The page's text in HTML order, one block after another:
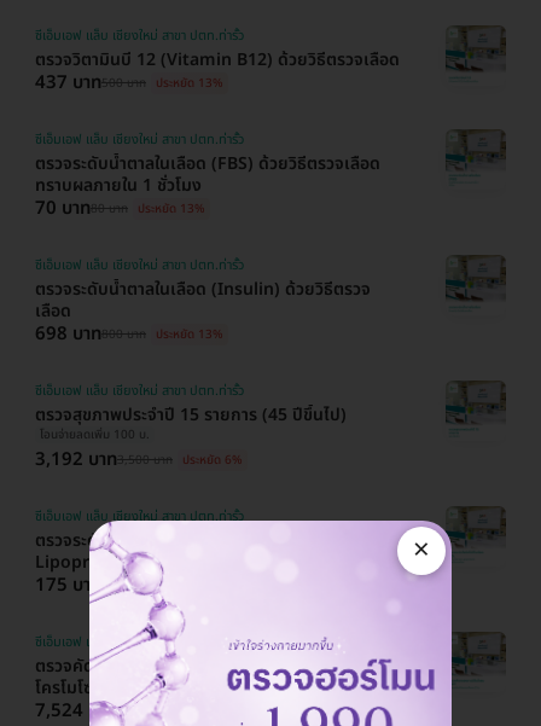
ตรวจวิตามินบี 12 (Vitamin B12) ด้วยวิธีตรวจเลือด
ซีเอ็มเอฟ แล็บ เชียงใหม่ สาขา ปตท.ท่ารั้ว
437 บาท500 บาท ประหยัด 13%
ตรวจระดับน้ำตาลในเลือด (FBS) ด้วยวิธีตรวจเลือด
ทราบผลภายใน 1 ชั่วโมง
ซีเอ็มเอฟ แล็บ เชียงใหม่ สาขา ปตท.ท่ารั้ว
70 บาท80 บาท ประหยัด 13%
ตรวจระดับน้ำตาลในเลือด (Insulin) ด้วยวิธีตรวจ
เลือด
ซีเอ็มเอฟ แล็บ เชียงใหม่ สาขา ปตท.ท่ารั้ว
698 บาท800 บาท ประหยัด 13%
โอนจ่ายลดเพิ่ม 100 บ.
ตรวจสุขภาพประจำปี 15 รายการ (45 ปีขึ้นไป)
ซีเอ็มเอฟ แล็บ เชียงใหม่ สาขา ปตท.ท่ารั้ว
3,192 บาท3,500 บาท ประหยัด 6%
ตรวจระดับไขมันไม่ดีในเลือด LDL (Low Density
Lipoprotein) ด้วยวิธีตรวจเลือด
ซีเอ็มเอฟ แล็บ เชียงใหม่ สาขา ปตท.ท่ารั้ว
175 บาท200 บาท ประหยัด 13%
ตรวจคัดกรองดาวน์ซินโดรม NIPT คัดกรอง
โครโมโซมครบทั้งหมด 23 คู่
ซีเอ็มเอฟ แล็บ เชียงใหม่ สาขา ปตท.ท่ารั้ว
7,524 บาท8,000 บาท
×